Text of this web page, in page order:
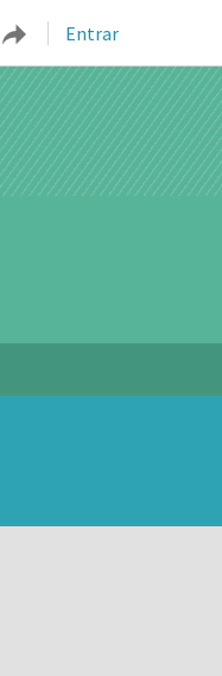
Entrar